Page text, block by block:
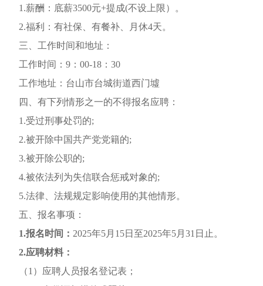
1.薪酬：底薪3500元+提成(不设上限）。
2.福利：有社保、有餐补、月休4天。
三、工作时间和地址：
工作时间：9：00-18：30
工作地址：台山市台城街道西门墟
四、有下列情形之一的不得报名应聘：
1.受过刑事处罚的;
2.被开除中国共产党党籍的;
3.被开除公职的;
4.被依法列为失信联合惩戒对象的;
5.法律、法规规定影响使用的其他情形。
五、报名事项：
1.报名时间： 2025年5月15日至2025年5月31日止。
2.应聘材料：
（1）应聘人员报名登记表；